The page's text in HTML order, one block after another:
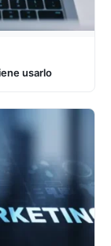
usarlo